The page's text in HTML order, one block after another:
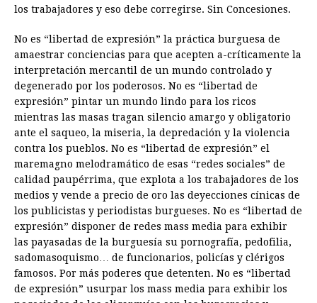
los trabajadores y eso debe corregirse. Sin Concesiones.
No es “libertad de expresión” la práctica burguesa de
amaestrar conciencias para que acepten a-críticamente la
interpretación mercantil de un mundo controlado y
degenerado por los poderosos. No es “libertad de
expresión” pintar un mundo lindo para los ricos
mientras las masas tragan silencio amargo y obligatorio
ante el saqueo, la miseria, la depredación y la violencia
contra los pueblos. No es “libertad de expresión” el
maremagno melodramático de esas “redes sociales” de
calidad paupérrima, que explota a los trabajadores de los
medios y vende a precio de oro las deyecciones cínicas de
los publicistas y periodistas burgueses. No es “libertad de
expresión” disponer de redes mass media para exhibir
las payasadas de la burguesía su pornografía, pedofilia,
sadomasoquismo… de funcionarios, policías y clérigos
famosos. Por más poderes que detenten. No es “libertad
de expresión” usurpar los mass media para exhibir los